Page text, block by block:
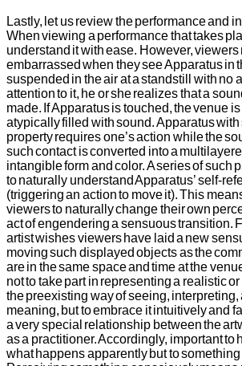
Lastly, let us review the performance and
When viewing a performance that takes
understand it with ease. However, viewers
embarrassed when they see Apparatus in
suspended in the air at a standstill with no
attention to it, he or she realizes that a
made. If Apparatus is touched, the venue
atypically filled with sound. Apparatus with
property requires one’s action while the
such contact is converted into a
intangible form and color. A series of such
to naturally understand Apparatus’ self-
(triggering an action to move it). This
viewers to naturally change their own
act of engendering a sensuous transition.
artist wishes viewers have laid a new
moving such displayed objects as the
are in the same space and time at the
not to take part in representing a realistic
the preexisting way of seeing,
meaning, but to embrace it intuitively and
a very special relationship between the
as a practitioner. Accordingly, important to
what happens apparently but to